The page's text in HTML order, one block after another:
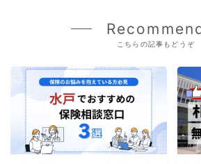
こちらの記事もどうぞ